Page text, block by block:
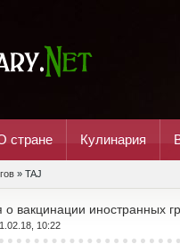
стране Кулинария
» TAJ
вакцинации иностранных
10:22